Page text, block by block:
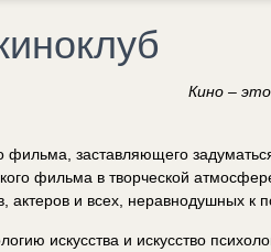
Кино –
заставляющего
фильма в творческой
актеров и всех, неравнодушных к
искусства и искусство